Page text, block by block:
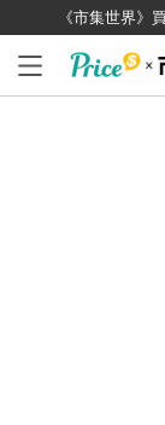
《市集世界》
已加入購物車